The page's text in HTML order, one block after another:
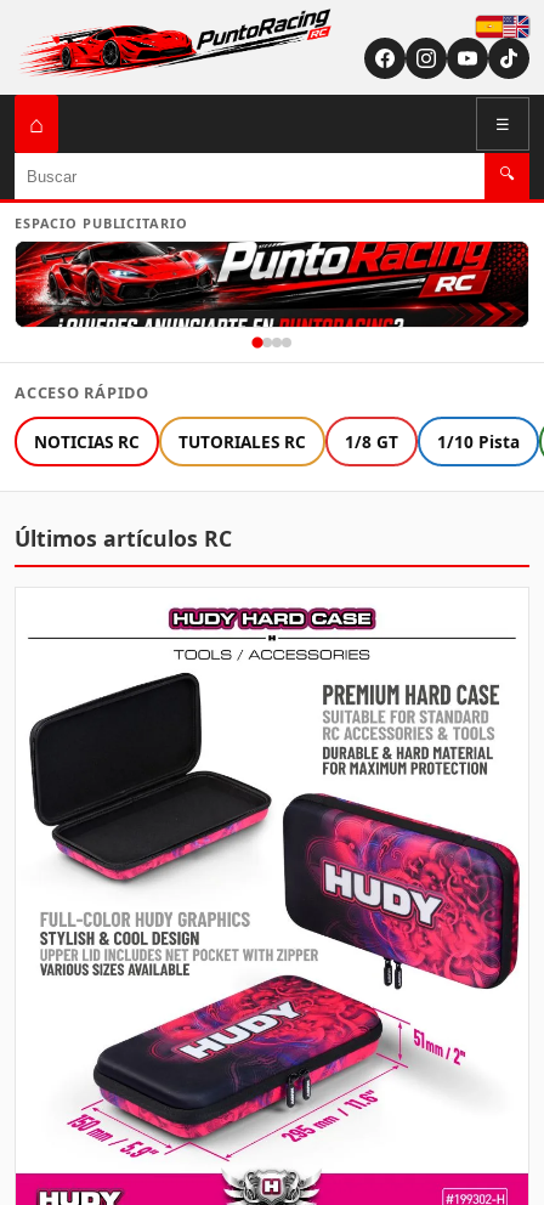
English (US /
⌂ ☰
Buscar 🔍
ESPACIO PUBLICITARIO
ACCESO RÁPIDO
NOTICIAS RC TUTORIALES RC 1/8 GT 1/10 Pista
Últimos artículos RC